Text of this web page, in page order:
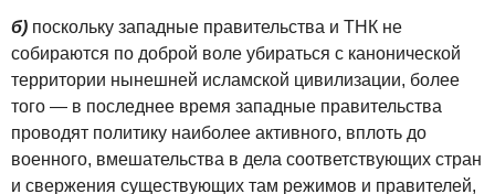
б) поскольку западные правительства и ТНК не
собираются по доброй воле убираться с канонической
территории нынешней исламской цивилизации, более
того — в последнее время западные правительства
проводят политику наиболее активного, вплоть до
военного, вмешательства в дела соответствующих стран
и свержения существующих там режимов и правителей,